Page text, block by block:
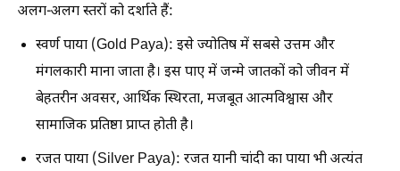
अलग-अलग स्तरों को दर्शाते हैं:
स्वर्ण पाया (Gold Paya): इसे ज्योतिष में सबसे उत्तम और
मंगलकारी माना जाता है। इस पाए में जन्मे जातकों को जीवन में
बेहतरीन अवसर, आर्थिक स्थिरता, मजबूत आत्मविश्वास और
सामाजिक प्रतिष्ठा प्राप्त होती है।
रजत पाया (Silver Paya): रजत यानी चांदी का पाया भी अत्यंत